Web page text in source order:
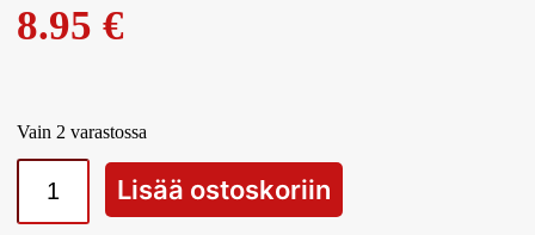
8.95€
Vain 2 varastossa
Lisää ostoskoriin